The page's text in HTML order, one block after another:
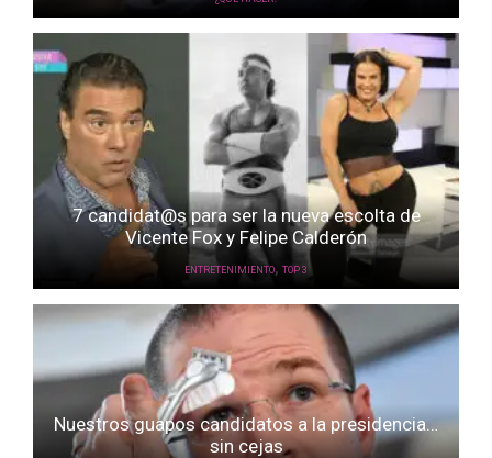
7 candidat@s para ser la nueva escolta de
Vicente Fox y Felipe Calderón
ENTRETENIMIENTO, TOP 3
Nuestros guapos candidatos a la presidencia…
sin cejas